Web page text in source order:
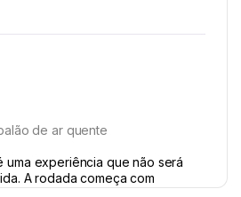
de ar quente
uma experiência que não será
A rodada começa com